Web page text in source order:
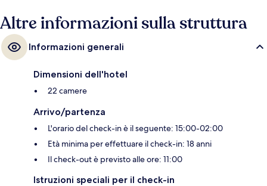
Altre informazioni sulla struttura
Informazioni generali
Dimensioni dell'hotel
22 camere
Arrivo/partenza
L'orario del check-in è il seguente: 15:00-02:00
Età minima per effettuare il check-in: 18 anni
Il check-out è previsto alle ore: 11:00
Istruzioni speciali per il check-in